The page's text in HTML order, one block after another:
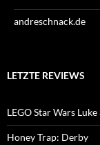
andreschnack.de
LETZTE REVIEWS
LEGO Star Wars
Honey Trap: Derby